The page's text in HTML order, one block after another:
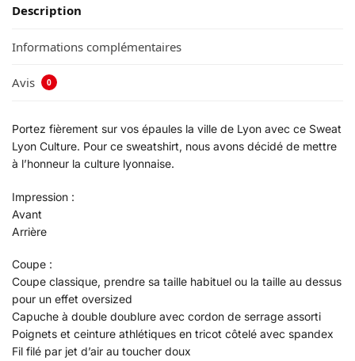
Description
Informations complémentaires
Avis 0
Portez fièrement sur vos épaules la ville de Lyon avec ce Sweat
Lyon Culture. Pour ce sweatshirt, nous avons décidé de mettre
à l’honneur la culture lyonnaise.
Impression :
Avant
Arrière
Coupe :
Coupe classique, prendre sa taille habituel ou la taille au dessus
pour un effet oversized
Capuche à double doublure avec cordon de serrage assorti
Poignets et ceinture athlétiques en tricot côtelé avec spandex
Fil filé par jet d’air au toucher doux